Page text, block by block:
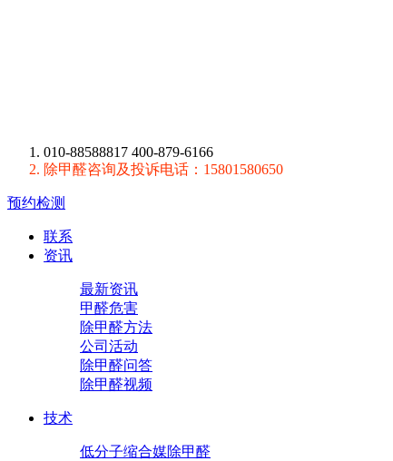
010-88588817 400-879-6166
除甲醛咨询及投诉电话：15801580650
预约检测
联系
资讯
最新资讯
甲醛危害
除甲醛方法
公司活动
除甲醛问答
除甲醛视频
技术
低分子缩合媒除甲醛